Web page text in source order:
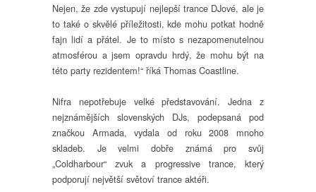
Nejen, že zde vystupují nejlepší trance DJové, ale je
to také o skvělé příležitosti, kde mohu potkat hodně
fajn lidí a přátel. Je to místo s nezapomenutelnou
atmosférou a jsem opravdu hrdý, že mohu být na
této party rezidentem!“ říká Thomas Coastline.
Nifra nepotřebuje velké představování. Jedna z
nejznámějších slovenských DJs, podepsaná pod
značkou Armada, vydala od roku 2008 mnoho
skladeb. Je velmi dobře známá pro svůj
„Coldharbour“ zvuk a progressive trance, který
podporují největší světoví trance aktéři.